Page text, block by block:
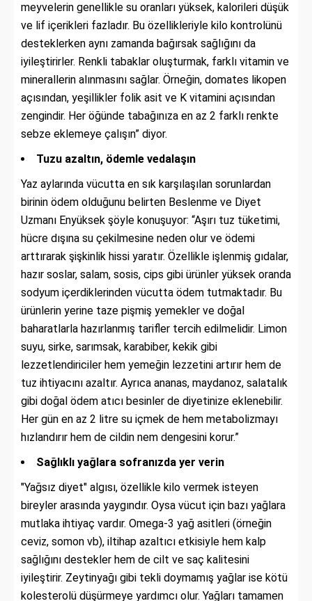
meyvelerin genellikle su oranları yüksek, kalorileri düşük
ve lif içerikleri fazladır. Bu özellikleriyle kilo kontrolünü
desteklerken aynı zamanda bağırsak sağlığını da
iyileştirirler. Renkli tabaklar oluşturmak, farklı vitamin ve
minerallerin alınmasını sağlar. Örneğin, domates likopen
açısından, yeşillikler folik asit ve K vitamini açısından
zengindir. Her öğünde tabağınıza en az 2 farklı renkte
sebze eklemeye çalışın” diyor.
Tuzu azaltın, ödemle vedalaşın
Yaz aylarında vücutta en sık karşılaşılan sorunlardan
birinin ödem olduğunu belirten Beslenme ve Diyet
Uzmanı Enyüksek şöyle konuşuyor: “Aşırı tuz tüketimi,
hücre dışına su çekilmesine neden olur ve ödemi
arttırarak şişkinlik hissi yaratır. Özellikle işlenmiş gıdalar,
hazır soslar, salam, sosis, cips gibi ürünler yüksek oranda
sodyum içerdiklerinden vücutta ödem tutmaktadır. Bu
ürünlerin yerine taze pişmiş yemekler ve doğal
baharatlarla hazırlanmış tarifler tercih edilmelidir. Limon
suyu, sirke, sarımsak, karabiber, kekik gibi
lezzetlendiriciler hem yemeğin lezzetini artırır hem de
tuz ihtiyacını azaltır. Ayrıca ananas, maydanoz, salatalık
gibi doğal ödem atıcı besinler de diyetinize eklenebilir.
Her gün en az 2 litre su içmek de hem metabolizmayı
hızlandırır hem de cildin nem dengesini korur.”
Sağlıklı yağlara sofranızda yer verin
"Yağsız diyet" algısı, özellikle kilo vermek isteyen
bireyler arasında yaygındır. Oysa vücut için bazı yağlara
mutlaka ihtiyaç vardır. Omega-3 yağ asitleri (örneğin
ceviz, somon vb), iltihap azaltıcı etkisiyle hem kalp
sağlığını destekler hem de cilt ve saç kalitesini
iyileştirir. Zeytinyağı gibi tekli doymamış yağlar ise kötü
kolesterolü düşürmeye yardımcı olur. Yağları tamamen